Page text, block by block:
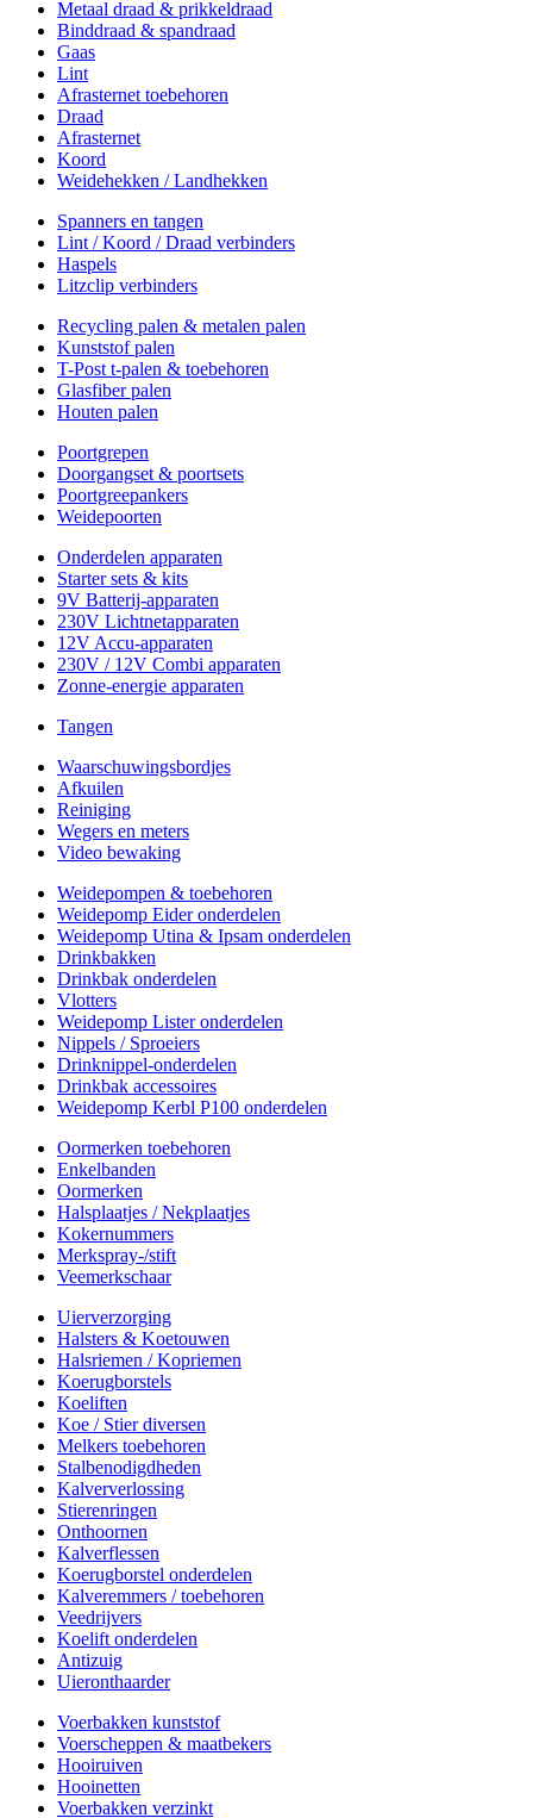
Metaal draad & prikkeldraad
Binddraad & spandraad
Gaas
Lint
Afrasternet toebehoren
Draad
Afrasternet
Koord
Weidehekken / Landhekken
Spanners en tangen
Lint / Koord / Draad verbinders
Haspels
Litzclip verbinders
Recycling palen & metalen palen
Kunststof palen
T-Post t-palen & toebehoren
Glasfiber palen
Houten palen
Poortgrepen
Doorgangset & poortsets
Poortgreepankers
Weidepoorten
Onderdelen apparaten
Starter sets & kits
9V Batterij-apparaten
230V Lichtnetapparaten
12V Accu-apparaten
230V / 12V Combi apparaten
Zonne-energie apparaten
Tangen
Waarschuwingsbordjes
Afkuilen
Reiniging
Wegers en meters
Video bewaking
Weidepompen & toebehoren
Weidepomp Eider onderdelen
Weidepomp Utina & Ipsam onderdelen
Drinkbakken
Drinkbak onderdelen
Vlotters
Weidepomp Lister onderdelen
Nippels / Sproeiers
Drinknippel-onderdelen
Drinkbak accessoires
Weidepomp Kerbl P100 onderdelen
Oormerken toebehoren
Enkelbanden
Oormerken
Halsplaatjes / Nekplaatjes
Kokernummers
Merkspray-/stift
Veemerkschaar
Uierverzorging
Halsters & Koetouwen
Halsriemen / Kopriemen
Koerugborstels
Koeliften
Koe / Stier diversen
Melkers toebehoren
Stalbenodigdheden
Kalververlossing
Stierenringen
Onthoornen
Kalverflessen
Koerugborstel onderdelen
Kalveremmers / toebehoren
Veedrijvers
Koelift onderdelen
Antizuig
Uieronthaarder
Voerbakken kunststof
Voerscheppen & maatbekers
Hooiruiven
Hooinetten
Voerbakken verzinkt